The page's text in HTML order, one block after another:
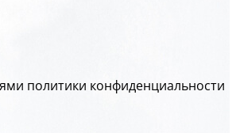
политики конфиденциальности